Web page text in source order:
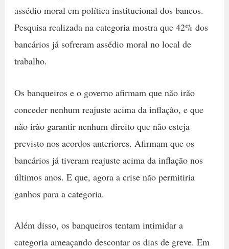
assédio moral em política institucional dos bancos.
Pesquisa realizada na categoria mostra que 42% dos
bancários já sofreram assédio moral no local de
trabalho.
Os banqueiros e o governo afirmam que não irão
conceder nenhum reajuste acima da inflação, e que
não irão garantir nenhum direito que não esteja
previsto nos acordos anteriores. Afirmam que os
bancários já tiveram reajuste acima da inflação nos
últimos anos. E que, agora a crise não permitiria
ganhos para a categoria.
Além disso, os banqueiros tentam intimidar a
categoria ameaçando descontar os dias de greve. Em